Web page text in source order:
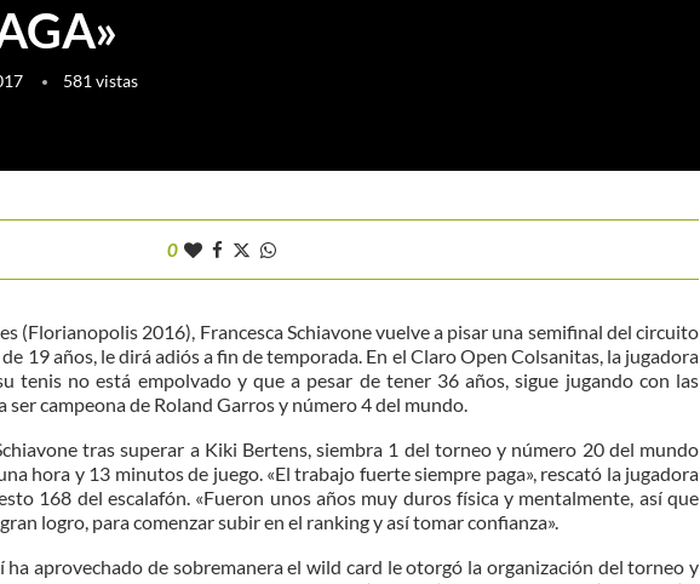
581 vistas
0
(Florianopolis 2016), Francesca Schiavone vuelve a pisar una semifinal del circuito
19 años, le dirá adiós a fin de temporada. En el Claro Open Colsanitas, la jugadora
tenis no está empolvado y que a pesar de tener 36 años, sigue jugando con las
ser campeona de Roland Garros y número 4 del mundo.
tras superar a Kiki Bertens, siembra 1 del torneo y número 20 del mundo
hora y 13 minutos de juego. «El trabajo fuerte siempre paga», rescató la jugadora
168 del escalafón. «Fueron unos años muy duros física y mentalmente, así que
logro, para comenzar subir en el ranking y así tomar confianza».
ha aprovechado de sobremanera el wild card le otorgó la organización del torneo y